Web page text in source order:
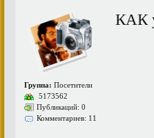
Группа: Посетители
5173562
Публикаций: 0
Комментариев: 11
КАК